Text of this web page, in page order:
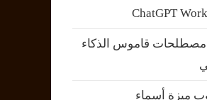
قاموس الذكاء
ميزة أسماء